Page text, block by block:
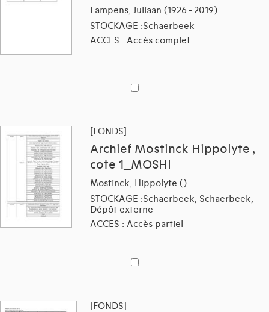
Lampens, Juliaan (1926 - 2019)
STOCKAGE :Schaerbeek
ACCES : Accès complet
[FONDS]
Archief Mostinck Hippolyte ,
cote 1_MOSHI
Mostinck, Hippolyte ()
STOCKAGE :Schaerbeek, Schaerbeek,
Dépôt externe
ACCES : Accès partiel
[FONDS]